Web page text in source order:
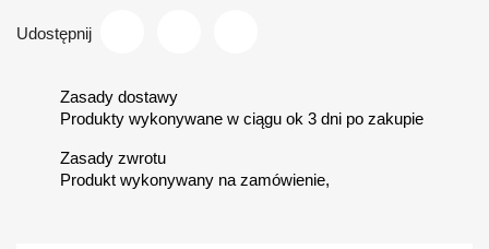
Udostępnij
Zasady dostawy
Produkty wykonywane w ciągu ok 3 dni po zakupie
Zasady zwrotu
Produkt wykonywany na zamówienie,